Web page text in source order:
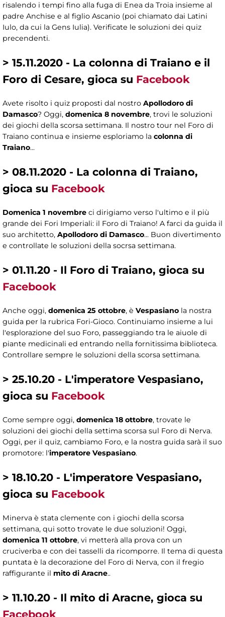
risalendo i tempi fino alla fuga di Enea da Troia insieme al
padre Anchise e al figlio Ascanio (poi chiamato dai Latini
Iulo, da cui la Gens Iulia). Verificate le soluzioni dei quiz
precendenti.
> 15.11.2020 - La colonna di Traiano e il
Foro di Cesare, gioca su Facebook
Avete risolto i quiz proposti dal nostro Apollodoro di
Damasco? Oggi, domenica 8 novembre, trovi le soluzioni
dei giochi della scorsa settimana. Il nostro tour nel Foro di
Traiano continua e insieme esploriamo la colonna di
Traiano...
> 08.11.2020 - La colonna di Traiano,
gioca su Facebook
Domenica 1 novembre ci dirigiamo verso l'ultimo e il più
grande dei Fori Imperiali: il Foro di Traiano! A farci da guida il
suo architetto, Apollodoro di Damasco... Buon divertimento
e controllate le soluzioni della socrsa settimana.
> 01.11.20 - Il Foro di Traiano, gioca su
Facebook
Anche oggi, domenica 25 ottobre, è Vespasiano la nostra
guida per la rubrica Fori-Gioco. Continuiamo insieme a lui
l'esplorazione del suo Foro, passeggiando tra le aiuole di
piante medicinali ed entrando nella fornitissima biblioteca.
Controllare sempre le soluzioni della scorsa settimana.
> 25.10.20 - L'imperatore Vespasiano,
gioca su Facebook
Come sempre oggi, domenica 18 ottobre, trovate le
soluzioni dei giochi della settima scorsa sul Foro di Nerva.
Oggi, per il quiz, cambiamo Foro, e la nostra guida sarà il suo
promotore: l'imperatore Vespasiano.
> 18.10.20 - L'imperatore Vespasiano,
gioca su Facebook
Minerva è stata clemente con i giochi della scorsa
settimana, qui sotto trovate le due soluzioni! Oggi,
domenica 11 ottobre, vi metterà alla prova con un
cruciverba e con dei tasselli da ricomporre. Il tema di questa
puntata è la decorazione del Foro di Nerva, con il fregio
raffigurante il mito di Aracne..
> 11.10.20 - Il mito di Aracne, gioca su
Facebook